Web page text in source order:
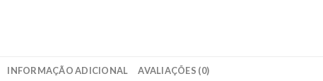
INFORMAÇÃO ADICIONAL AVALIAÇÕES (0)